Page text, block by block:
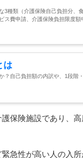
3種類（介護保険自己負担分、
ス費申請、介護保険負担限度額
は
？自己負担額の内訳や、1段階
保険施設であり、
急性が高い人の入